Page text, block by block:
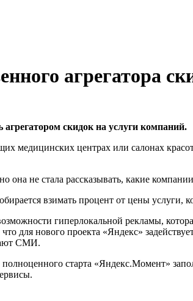
агрегатора
скидок на услуги компаний.
медицинских центрах или салонах
она не стала рассказывать, какие
взимать процент от цены услуги,
гиперлокальной рекламы,
для нового проекта «Яндекс»
СМИ.
старта «Яндекс.Момент»